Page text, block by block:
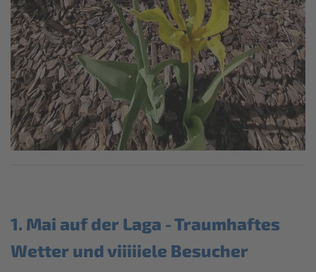
1. Mai auf der Laga - Traumhaftes
Wetter und viiiiiele Besucher